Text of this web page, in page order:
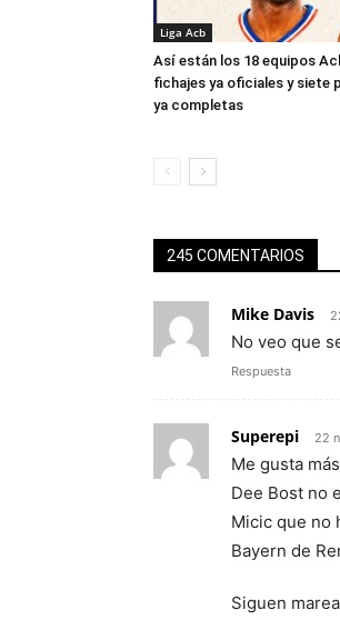
Liga Acb
Así están los 18 equipos
fichajes ya oficiales y siete
ya completas
245 COMENTARIOS
Mike Davis
No veo que
Respuesta
Superepi 22
Me gusta
Dee Bost no
Micic que no
Bayern de
Siguen